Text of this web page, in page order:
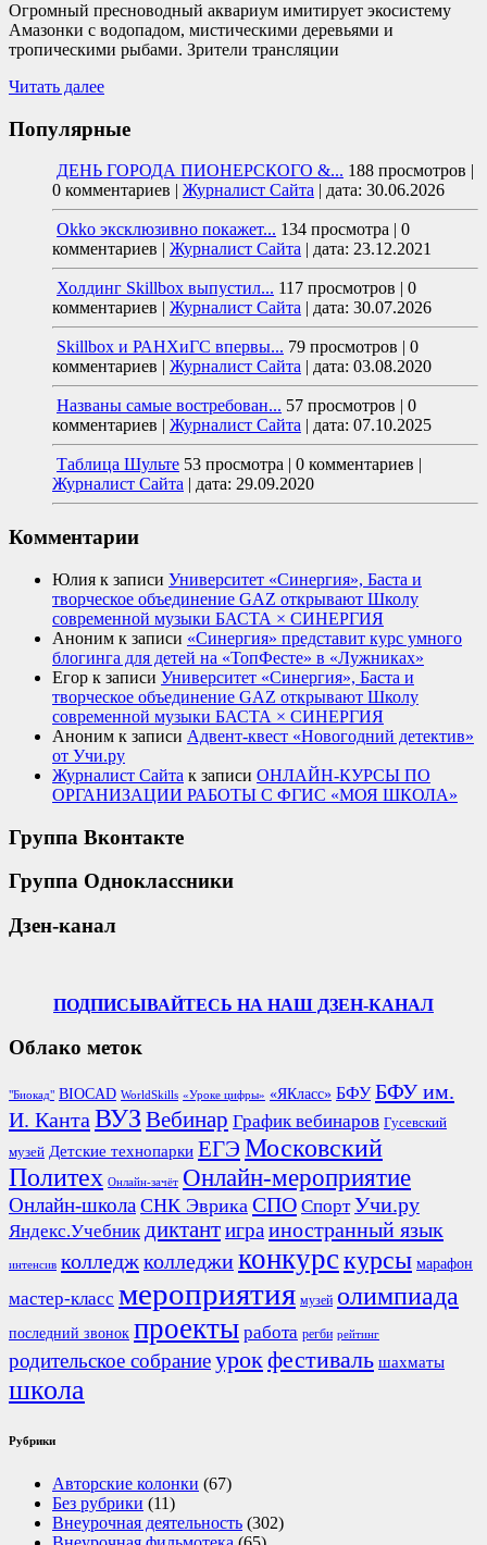
Огромный пресноводный аквариум имитирует экосистему
Амазонки с водопадом, мистическими деревьями и
тропическими рыбами. Зрители трансляции
Читать далее
Популярные
ДЕНЬ ГОРОДА ПИОНЕРСКОГО &... 188 просмотров
0 комментариев
Журналист Сайта дата: 30.06.2026
Okko эксклюзивно покажет... 134 просмотра
0
комментариев
Журналист Сайта дата: 23.12.2021
Холдинг Skillbox выпустил... 117 просмотров
0
комментариев
Журналист Сайта дата: 30.07.2026
Skillbox и РАНХиГС впервы... 79 просмотров
0
комментариев
Журналист Сайта дата: 03.08.2020
Названы самые востребован... 57 просмотров
0
комментариев
Журналист Сайта дата: 07.10.2025
Таблица Шульте 53 просмотра 0 комментариев
Журналист Сайта
дата: 29.09.2020
Комментарии
Юлия к записи Университет «Синергия», Баста и
творческое объединение GAZ открывают Школу
современной музыки БАСТА × СИНЕРГИЯ
Аноним к записи «Синергия» представит курс умного
блогинга для детей на «ТопФесте» в «Лужниках»
Егор к записи Университет «Синергия», Баста и
творческое объединение GAZ открывают Школу
современной музыки БАСТА × СИНЕРГИЯ
Аноним к записи Адвент-квест «Новогодний детектив»
от Учи.ру
Журналист Сайта к записи ОНЛАЙН-КУРСЫ ПО
ОРГАНИЗАЦИИ РАБОТЫ С ФГИС «МОЯ ШКОЛА»
Группа Вконтакте
Группа Одноклассники
Дзен-канал
ПОДПИСЫВАЙТЕСЬ НА НАШ ДЗЕН-КАНАЛ
Облако меток
"Биокад" BIOCAD WorldSkills «Уроке цифры» «ЯКласс» БФУ БФУ им.
И. Канта ВУЗ Вебинар График вебинаров Гусевский
музей Детские технопарки ЕГЭ Московский
Политех Онлайн-зачёт Онлайн-мероприятие
Онлайн-школа СНК Эврика СПО Спорт Учи.ру
Яндекс.Учебник диктантиграиностранный язык
интенсив колледжколледжиконкурскурсы марафон
мастер-класс мероприятия музей олимпиада
последний звонок проекты работа регби рейтинг
родительское собраниеурокфестиваль шахматы
школа
Рубрики
Авторские колонки (67)
Без рубрики (11)
Внеурочная деятельность (302)